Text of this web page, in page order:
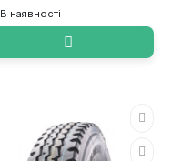
В наявності